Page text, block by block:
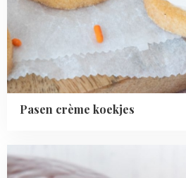
Pasen crème koekjes
Read
more